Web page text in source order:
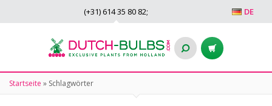
DE
(+31) 614 35 80 82;
Startseite » Schlagwörter